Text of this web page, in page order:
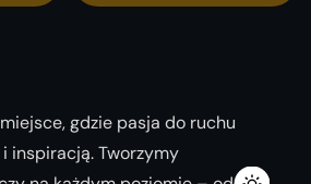
gdzie pasja do ruchu
inspiracją. Tworzymy